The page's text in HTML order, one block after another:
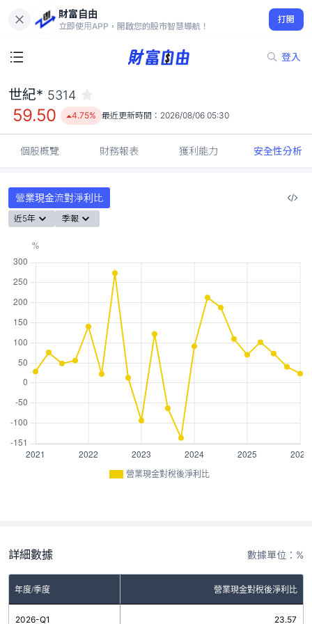
財富自由
立即使用APP，開啟您的股市智慧導航！
打開
登入
59.50
4.75%
世紀* 5314
59.50 4.75% 最近更新時間： 2026/08/06 05:30
個股概覽 財務報表 獲利能力 安全性分析
營業現金流對淨利比
近5年 季報
營業現金對稅後淨利比
詳細數據 數據單位：%
年度/季度 營業現金對稅後淨利比
2026-Q1 23.57